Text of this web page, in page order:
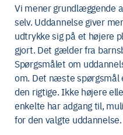
Vi mener grundlæggende
selv. Uddannelse giver
udtrykke sig på et højere
gjort. Det gælder fra
Spørgsmålet om
om. Det næste spørgsmål
den rigtige. Ikke højere
enkelte har adgang til,
for den valgte uddannelse.